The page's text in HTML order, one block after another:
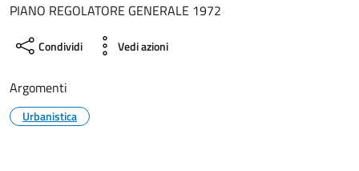
PIANO REGOLATORE GENERALE 1972
Condividi Vedi azioni
Argomenti
Urbanistica